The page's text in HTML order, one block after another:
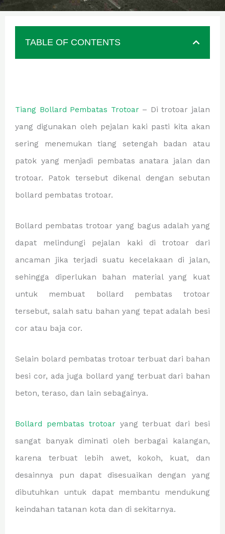
TABLE OF CONTENTS
Tiang Bollard Pembatas Trotoar– Di trotoar jalan
yang digunakan oleh pejalan kaki pasti kita akan
sering menemukan tiang setengah badan atau
patok yang menjadi pembatas anatara jalan dan
trotoar. Patok tersebut dikenal dengan sebutan
bollard pembatas trotoar.
Bollard pembatas trotoar yang bagus adalah yang
dapat melindungi pejalan kaki di trotoar dari
ancaman jika terjadi suatu kecelakaan di jalan,
sehingga diperlukan bahan material yang kuat
untuk membuat bollard pembatas trotoar
tersebut, salah satu bahan yang tepat adalah besi
cor atau baja cor.
Selain bolard pembatas trotoar terbuat dari bahan
besi cor, ada juga bollard yang terbuat dari bahan
beton, teraso, dan lain sebagainya.
Bollard pembatas trotoaryang terbuat dari besi
sangat banyak diminati oleh berbagai kalangan,
karena terbuat lebih awet, kokoh, kuat, dan
desainnya pun dapat disesuaikan dengan yang
dibutuhkan untuk dapat membantu mendukung
keindahan tatanan kota dan di sekitarnya.